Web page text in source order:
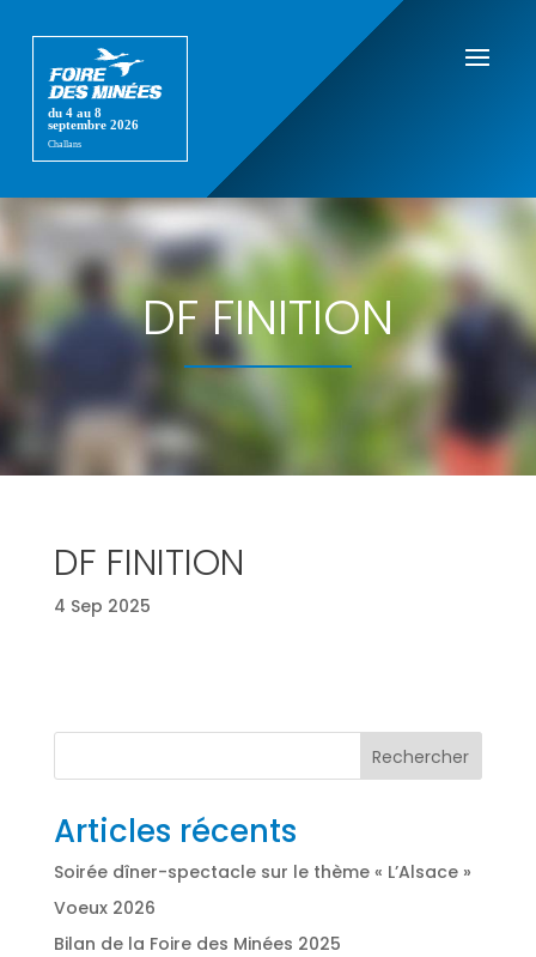
DF FINITION
DF FINITION
4 Sep 2025
Rechercher
Articles récents
Soirée dîner-spectacle sur le thème « L’Alsace »
Voeux 2026
Bilan de la Foire des Minées 2025